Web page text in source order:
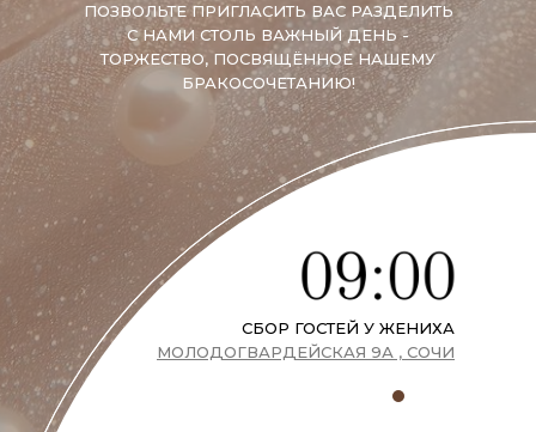
ПОЗВОЛЬТЕ ПРИГЛАСИТЬ ВАС РАЗДЕЛИТЬ
С НАМИ СТОЛЬ ВАЖНЫЙ ДЕНЬ -
ТОРЖЕСТВО, ПОСВЯЩЁННОЕ НАШЕМУ
БРАКОСОЧЕТАНИЮ!
СБОР ГОСТЕЙ У ЖЕНИХА
МОЛОДОГВАРДЕЙСКАЯ 9А , СОЧИ